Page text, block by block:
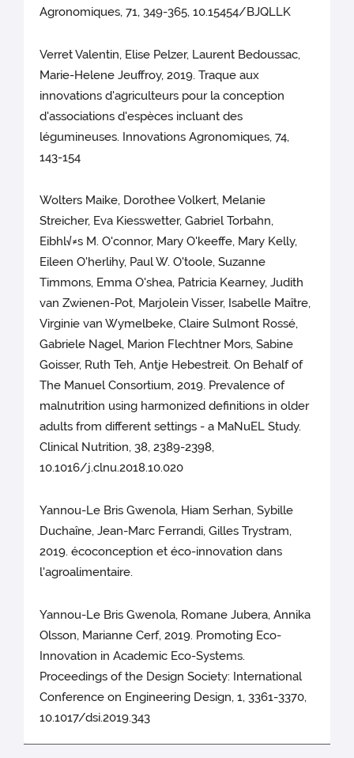
Agronomiques, 71, 349-365, 10.15454/BJQLLK
Verret Valentin, Elise Pelzer, Laurent Bedoussac,
Marie-Helene Jeuffroy, 2019. Traque aux
innovations d'agriculteurs pour la conception
d'associations d'espèces incluant des
légumineuses. Innovations Agronomiques, 74,
143-154
Wolters Maike, Dorothee Volkert, Melanie
Streicher, Eva Kiesswetter, Gabriel Torbahn,
Eibhl√≠s M. O'connor, Mary O'keeffe, Mary Kelly,
Eileen O'herlihy, Paul W. O'toole, Suzanne
Timmons, Emma O'shea, Patricia Kearney, Judith
van Zwienen-Pot, Marjolein Visser, Isabelle Maître,
Virginie van Wymelbeke, Claire Sulmont Rossé,
Gabriele Nagel, Marion Flechtner Mors, Sabine
Goisser, Ruth Teh, Antje Hebestreit. On Behalf of
The Manuel Consortium, 2019. Prevalence of
malnutrition using harmonized definitions in older
adults from different settings - a MaNuEL Study.
Clinical Nutrition, 38, 2389-2398,
10.1016/j.clnu.2018.10.020
Yannou-Le Bris Gwenola, Hiam Serhan, Sybille
Duchaîne, Jean-Marc Ferrandi, Gilles Trystram,
2019. écoconception et éco-innovation dans
l'agroalimentaire.
Yannou-Le Bris Gwenola, Romane Jubera, Annika
Olsson, Marianne Cerf, 2019. Promoting Eco-
Innovation in Academic Eco-Systems.
Proceedings of the Design Society: International
Conference on Engineering Design, 1, 3361-3370,
10.1017/dsi.2019.343